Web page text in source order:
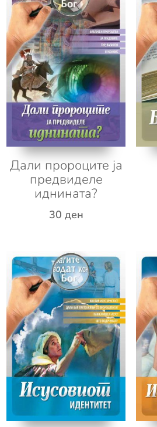
Дали пророците ја
предвиделе
иднината?
30 ден